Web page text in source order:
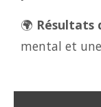
🌍 Résultats
mental et